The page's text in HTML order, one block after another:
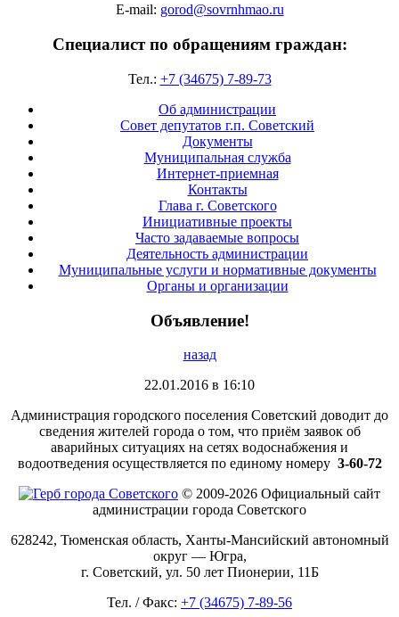
E-mail: gorod@sovrnhmao.ru
Специалист по обращениям граждан:
Тел.: +7 (34675) 7-89-73
Об администрации
Совет депутатов г.п. Советский
Документы
Муниципальная служба
Интернет-приемная
Контакты
Глава г. Советского
Инициативные проекты
Часто задаваемые вопросы
Деятельность администрации
Муниципальные услуги и нормативные документы
Органы и организации
Объявление!
назад
22.01.2016 в 16:10
Администрация городского поселения Советский доводит до
сведения жителей города о том, что приём заявок об
аварийных ситуациях на сетях водоснабжения и
водоотведения осуществляется по единому номеру 3-60-72
© 2009-2026 Официальный сайт
администрации города Советского
628242, Тюменская область, Ханты-Мансийский автономный
округ — Югра,
г. Советский, ул. 50 лет Пионерии, 11Б
Тел. / Факс: +7 (34675) 7-89-56